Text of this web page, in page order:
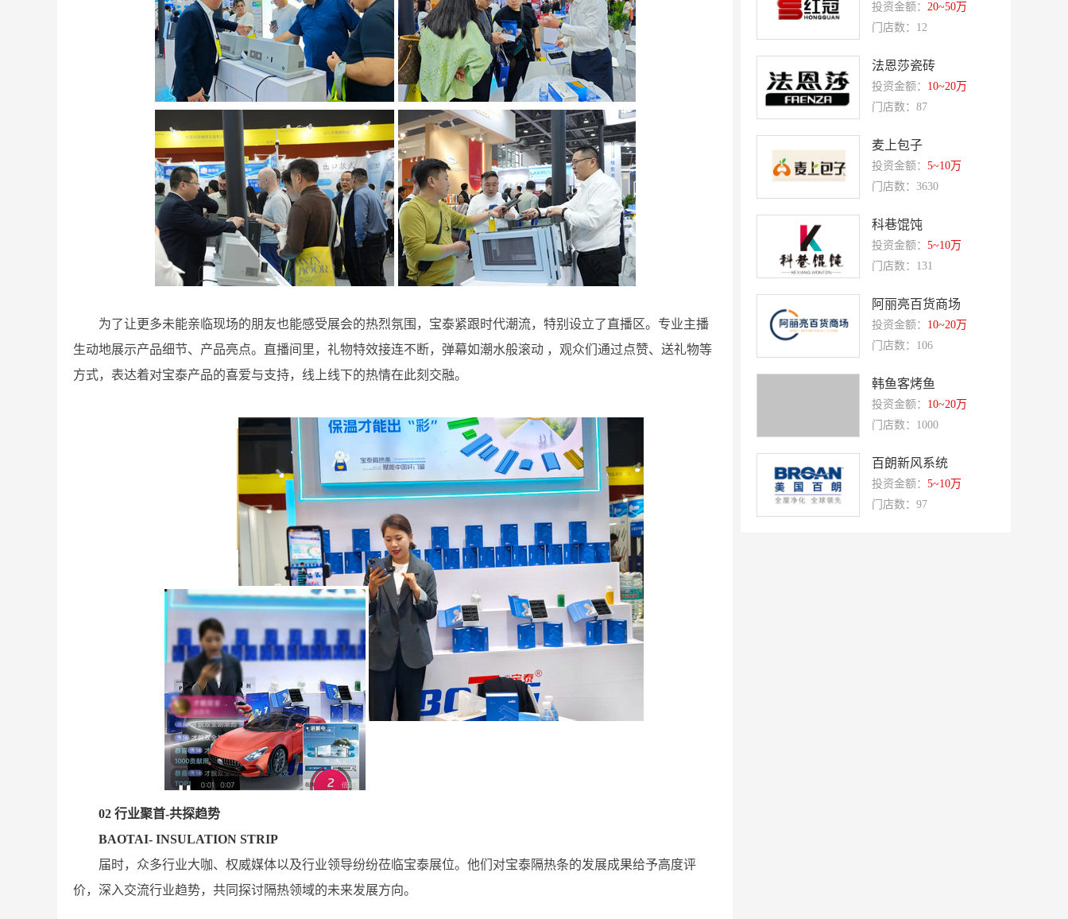
为了让更多未能亲临现场的朋友也能感受展会的热烈氛围，宝泰紧跟时代潮流，特别设立了直播区。专业主播
生动地展示产品细节、产品亮点。直播间里，礼物特效接连不断，弹幕如潮水般滚动 ，观众们通过点赞、送礼物等
方式，表达着对宝泰产品的喜爱与支持，线上线下的热情在此刻交融。
02 行业聚首-共探趋势
BAOTAI- INSULATION STRIP
届时，众多行业大咖、权威媒体以及行业领导纷纷莅临宝泰展位。他们对宝泰隔热条的发展成果给予高度评
价，深入交流行业趋势，共同探讨隔热领域的未来发展方向。
巴贝拉 提姆队长零食
欧培拉 憬黎公寓酒店
Quest公寓酒店 夏芝朵
斗牛士牛排 绿茵阁
研祥智能
富兰卡
皂之林
好零友 小褐同学AI智能学习桌
相君电子印章 孃孃出川
微爱帮 谷小肥
鲨鱼皮汽车凹陷修复
康蕾
赵俊峰
爱室丽家居
双虹 十字勋章
洁速雅康 每味煲煲
橡果生鲜acornfresh
投资金额： 20~50万
门店数：12
法恩莎瓷砖
投资金额： 10~20万
门店数：87
麦上包子
投资金额： 5~10万
门店数：3630
科巷馄饨
投资金额： 5~10万
门店数：131
阿丽亮百货商场
投资金额： 10~20万
门店数：106
韩鱼客烤鱼
投资金额： 10~20万
门店数：1000
百朗新风系统
投资金额： 5~10万
门店数：97